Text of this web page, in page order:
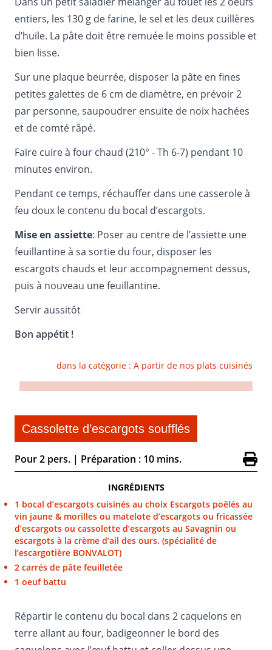
entiers, les 130 g de farine, le sel et les deux cuillères
d’huile. La pâte doit être remuée le moins possible et
bien lisse.
Sur une plaque beurrée, disposer la pâte en fines
petites galettes de 6 cm de diamètre, en prévoir 2
par personne, saupoudrer ensuite de noix hachées
et de comté râpé.
Faire cuire à four chaud (210° - Th 6-7) pendant 10
minutes environ.
Pendant ce temps, réchauffer dans une casserole à
feu doux le contenu du bocal d’escargots.
Mise en assiette: Poser au centre de l’assiette une
feuillantine à sa sortie du four, disposer les
escargots chauds et leur accompagnement dessus,
puis à nouveau une feuillantine.
Servir aussitôt
Bon appétit !
dans la catégorie : A partir de nos plats cuisinés
Cassolette d’escargots soufflés
Pour 2 pers. | Préparation : 10 mins.
INGRÉDIENTS
1 bocal d’escargots cuisinés au choix Escargots poêlés au
vin jaune & morilles ou matelote d’escargots ou fricassée
d’escargots ou cassolette d’escargots au Savagnin ou
escargots à la crème d’ail des ours. (spécialité de
l’escargotière BONVALOT)
2 carrés de pâte feuilletée
1 oeuf battu
Répartir le contenu du bocal dans 2 caquelons en
terre allant au four, badigeonner le bord des